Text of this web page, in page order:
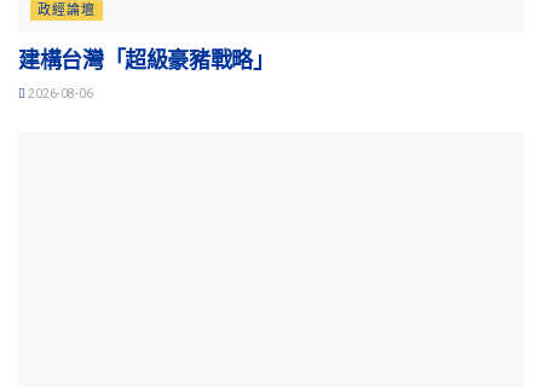
政經論壇
建構台灣「超級豪豬戰略」
2026-08-06